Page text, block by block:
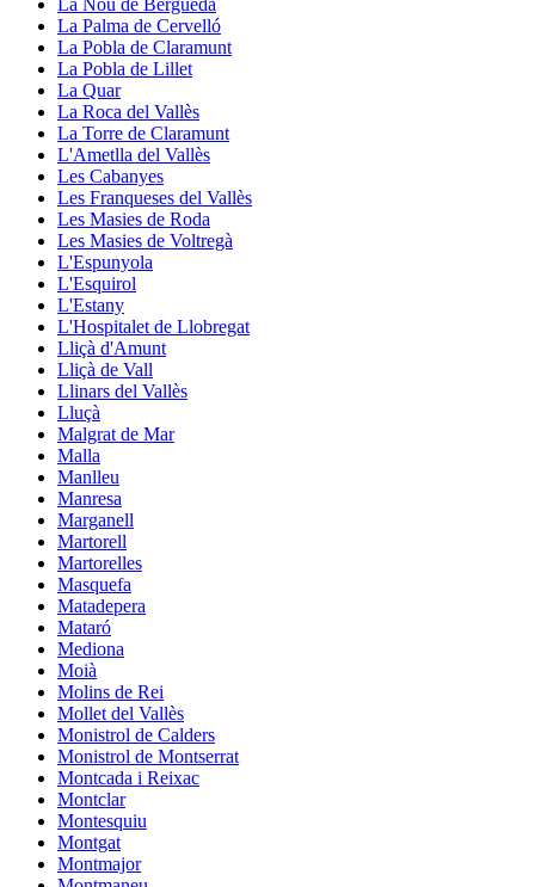
La Palma de Cervelló
La Pobla de Claramunt
La Pobla de Lillet
La Quar
La Roca del Vallès
La Torre de Claramunt
L'Ametlla del Vallès
Les Cabanyes
Les Franqueses del Vallès
Les Masies de Roda
Les Masies de Voltregà
L'Espunyola
L'Esquirol
L'Estany
L'Hospitalet de Llobregat
Lliçà d'Amunt
Lliçà de Vall
Llinars del Vallès
Lluçà
Malgrat de Mar
Malla
Manlleu
Manresa
Marganell
Martorell
Martorelles
Masquefa
Matadepera
Mataró
Mediona
Moià
Molins de Rei
Mollet del Vallès
Monistrol de Calders
Monistrol de Montserrat
Montcada i Reixac
Montclar
Montesquiu
Montgat
Montmajor